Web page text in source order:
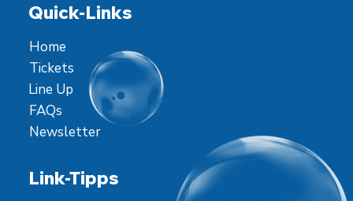
Quick-Links
Home
Tickets
Line Up
FAQs
Newsletter
Link-Tipps